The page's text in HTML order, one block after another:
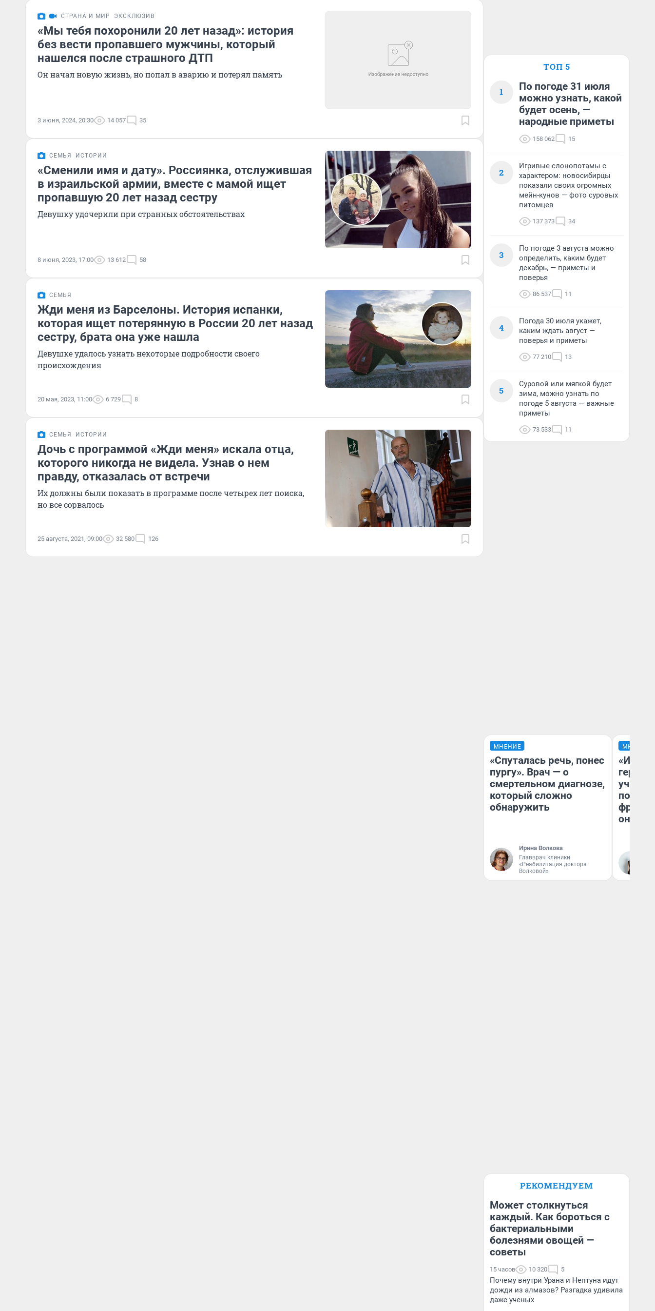
СТРАНА И МИР ЭКСКЛЮЗИВ
«Мы тебя похоронили 20 лет назад»: история
без вести пропавшего мужчины, который
нашелся после страшного ДТП
Он начал новую жизнь, но попал в аварию и потерял память
3 июня, 2024, 20:30 14 057 35
СЕМЬЯ ИСТОРИИ
«Сменили имя и дату». Россиянка, отслужившая
в израильской армии, вместе с мамой ищет
пропавшую 20 лет назад сестру
Девушку удочерили при странных обстоятельствах
8 июня, 2023, 17:00 13 612 58
СЕМЬЯ
Жди меня из Барселоны. История испанки,
которая ищет потерянную в России 20 лет назад
сестру, брата она уже нашла
Девушке удалось узнать некоторые подробности своего
происхождения
20 мая, 2023, 11:00 6 729 8
СЕМЬЯ ИСТОРИИ
Дочь с программой «Жди меня» искала отца,
которого никогда не видела. Узнав о нем
правду, отказалась от встречи
Их должны были показать в программе после четырех лет поиска,
но все сорвалось
25 августа, 2021, 09:00 32 580 126
ТОП 5
1
По погоде 31 июля
можно узнать, какой
будет осень, —
народные приметы
158 062 15
2
Игривые слонопотамы с
характером: новосибирцы
показали своих огромных
мейн-кунов — фото суровых
питомцев
137 373 34
3
По погоде 3 августа можно
определить, каким будет
декабрь, — приметы и
поверья
86 537 11
4
Погода 30 июля укажет,
каким ждать август —
поверья и приметы
77 210 13
5
Суровой или мягкой будет
зима, можно узнать по
погоде 5 августа — важные
приметы
73 533 11
МНЕНИЕ
«Спуталась речь, понес
пургу». Врач — о
смертельном диагнозе,
который сложно
обнаружить
Ирина Волкова
Главврач клиники
«Реабилитация доктора
Волковой»
МНЕНИЕ
герои
учит
она
РЕКОМЕНДУЕМ
Может столкнуться
каждый. Как бороться с
бактериальными
болезнями овощей —
советы
15 часов 10 320 5
Почему внутри Урана и Нептуна идут
дожди из алмазов? Разгадка удивила
даже ученых